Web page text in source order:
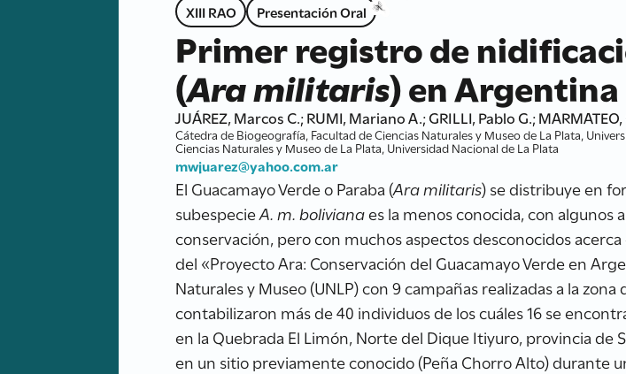
XIII RAO Presentación Oral
Primer registro de
(Ara militaris) en Argentina
JUÁREZ, Marcos C.; RUMI, Mariano A.; GRILLI, Pablo G.;
Cátedra de Biogeografía, Facultad de Ciencias Naturales y Museo de La Plata,
Ciencias Naturales y Museo de La Plata, Universidad Nacional de La Plata
mwjuarez@yahoo.com.ar
El Guacamayo Verde o Paraba (Ara militaris) se distribuye en
subespecieA. m. bolivianaes la menos conocida, con
conservación, pero con muchos aspectos desconocidos
del «Proyecto Ara: Conservación del Guacamayo Verde en
Naturales y Museo (UNLP) con 9 campañas realizadas a la
contabilizaron más de 40 individuos de los cuáles 16 se
en la Quebrada El Limón, Norte del Dique Itiyuro, provincia de
en un sitio previamente conocido (Peña Chorro Alto) durante